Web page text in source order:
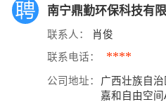
南宁鼎勤环保科技有
联系人： 肖俊
联系电话： ****
公司地址：
广西壮族自
嘉和自由空间